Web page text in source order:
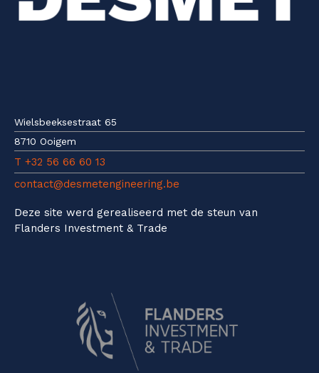
Wielsbeeksestraat 65
8710 Ooigem
T +32 56 66 60 13
contact@desmetengineering.be
Deze site werd gerealiseerd met de steun van
Flanders Investment & Trade